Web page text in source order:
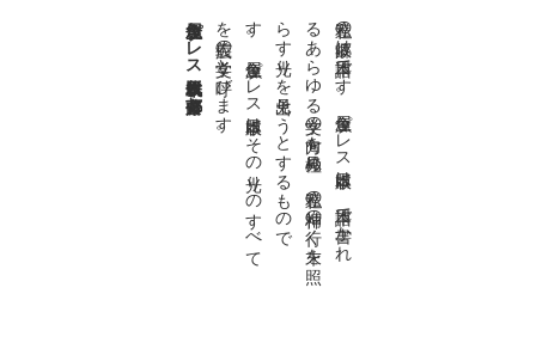
私達の
故郷は
日本語で
す
。
金魚屋プ
レ
ス
日本版は
、
日本語で
書か
れ
る
あ
ら
ゆ
る
文学の
方向を
見極め
、
私達の
精神の
行く
末を
照
ら
す
光り
を
見出そ
う
と
す
る
も
の
で
す
。
金魚屋プ
レ
ス
日本版は
そ
の
光り
の
す
べ
て
を
広義の
文学と
呼び
ま
す
。
金魚屋プレス日本版代表 齋藤都